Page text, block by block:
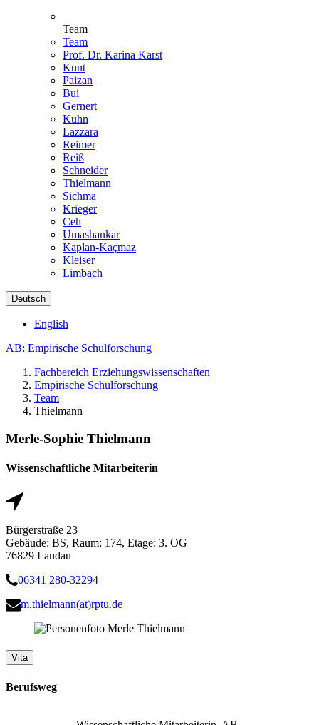
Team
Team
Prof. Dr. Karina Karst
Kunt
Paizan
Bui
Gernert
Kuhn
Lazzara
Reimer
Reiß
Schneider
Thielmann
Sichma
Krieger
Ceh
Umashankar
Kaplan-Kaçmaz
Kleiser
Limbach
Deutsch
English
AB: Empirische Schulforschung
Fachbereich Erziehungswissenschaften
Empirische Schulforschung
Team
Thielmann
Merle-Sophie Thielmann
Wissenschaftliche Mitarbeiterin
Bürgerstraße 23
Gebäude: BS, Raum: 174, Etage: 3. OG
76829 Landau
06341 280-32294
m.thielmann(at)rptu.de
Vita
Berufsweg